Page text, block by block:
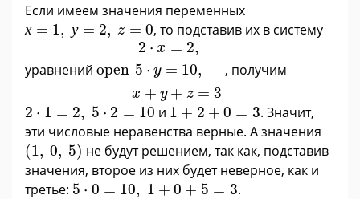
Если имеем значения переменных
х = 1, у = 2, z = 0
х=1,у=2,z=0 , то подставив их в систему
уравнений open
2 ⋅ x = 2,
5 ⋅ y = 10,
x + y + z = 3
2·x = 2,5·y=10,x+y+z=3
, получим
2 ⋅ 1 = 2, 5 ⋅ 2 = 10
2 1= 2, 5 2= 10 и 1 + 2 + 0 = 3
1 +2 + = 3
. Значит,
эти числовые неравенства верные. А значения
(1, 0, 5)
(1, 0, 5) не будут решением, так как, подставив
значения, второе из них будет неверное, как и
третье: 5 ⋅ 0 = 10, 1 + 0 + 5 = 3
5 0= 10 ,1 0 5 =
.